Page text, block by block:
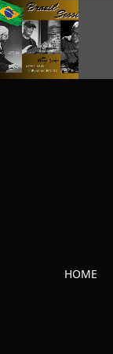
HOME